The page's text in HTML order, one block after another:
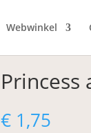
Webwinkel
Princess
€1,75